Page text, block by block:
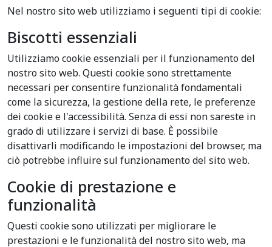
Nel nostro sito web utilizziamo i seguenti tipi di cookie:
Biscotti essenziali
Utilizziamo cookie essenziali per il funzionamento del
nostro sito web. Questi cookie sono strettamente
necessari per consentire funzionalità fondamentali
come la sicurezza, la gestione della rete, le preferenze
dei cookie e l'accessibilità. Senza di essi non sareste in
grado di utilizzare i servizi di base. È possibile
disattivarli modificando le impostazioni del browser, ma
ciò potrebbe influire sul funzionamento del sito web.
Cookie di prestazione e
funzionalità
Questi cookie sono utilizzati per migliorare le
prestazioni e le funzionalità del nostro sito web, ma